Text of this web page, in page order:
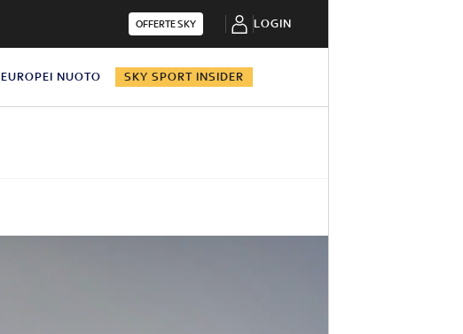
OFFERTE SKY LOGIN
EUROPEI NUOTO SKY SPORT INSIDER